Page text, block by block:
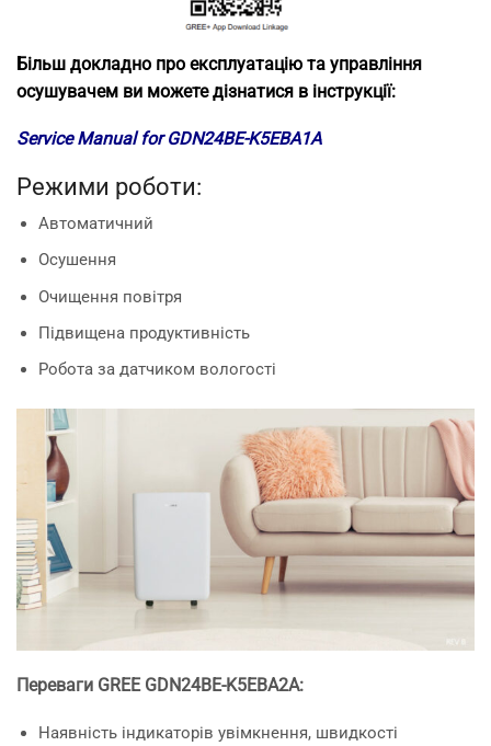
Більш докладно про експлуатацію та управління
осушувачем ви можете дізнатися в інструкції:
Service Manual for GDN24BE-K5EBA1A
Режими роботи:
Автоматичний
Осушення
Очищення повітря
Підвищена продуктивність
Робота за датчиком вологості
Переваги GREE GDN24BE-K5EBA2A:
Наявність індикаторів увімкнення, швидкості